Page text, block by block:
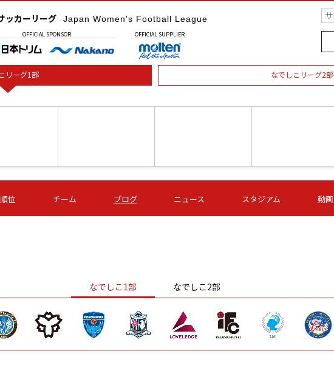
ッカーリーグ Japan Women's Football League
OFFICIAL SPONSOR OFFICIAL SUPPLIER
リーグ1部 なでしこリーグ2部
05 (土) 15:00
石人の星
-
第16節 09/05 (土) 16:00
ＡＧＦ
-
いちご
-
第16節 09/06 (日) 15:00
-
順位 チーム ブログ ニュース スタジアム 動画
なでしこ1部 なでしこ2部